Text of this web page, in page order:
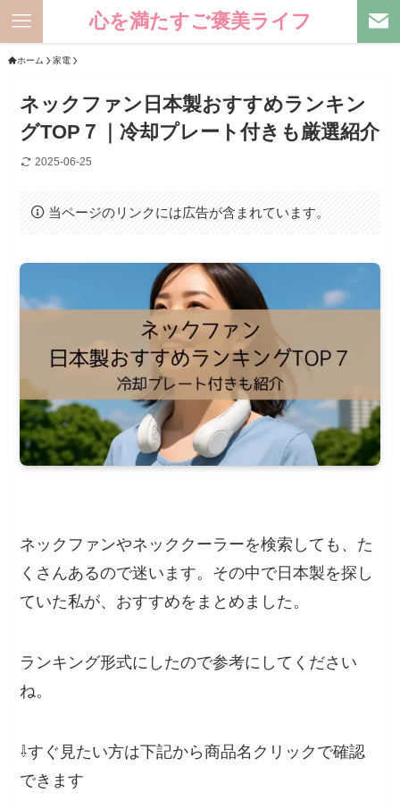
心を満たすご褒美ライフ
ホーム 家電
ネックファン日本製おすすめランキン
グTOP７｜冷却プレート付きも厳選紹介
2025-06-25
当ページのリンクには広告が含まれています。
ネックファンやネッククーラーを検索しても、た
くさんあるので迷います。その中で日本製を探し
ていた私が、おすすめをまとめました。
ランキング形式にしたので参考にしてください
ね。
⇩すぐ見たい方は下記から商品名クリック で確認
できます